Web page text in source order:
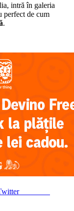
intră în galeria
perfect de cum
.
Post on X